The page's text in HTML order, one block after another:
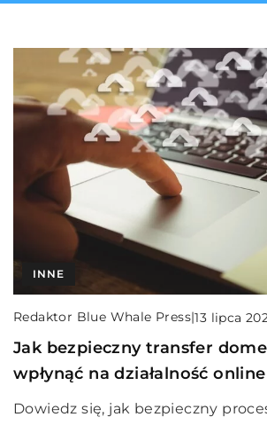
INNE
Redaktor Blue Whale Press|13 lipca
Jak bezpieczny transfer
wpłynąć na działalność online
Dowiedz się, jak bezpieczny